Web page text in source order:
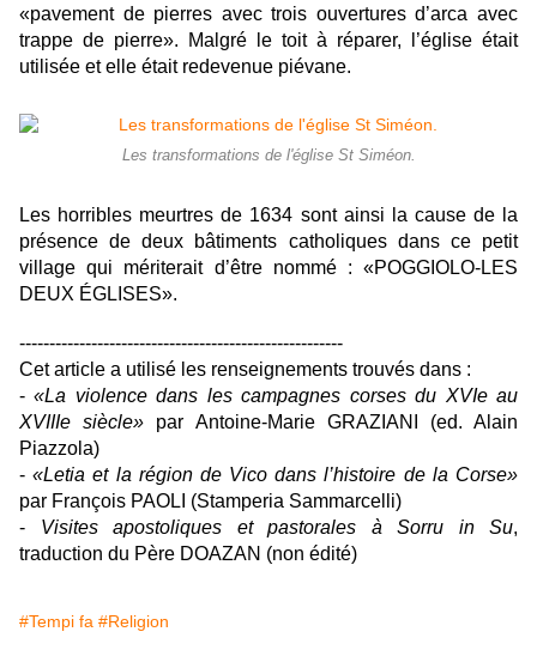
«pavement de pierres avec trois ouvertures d’arca avec
trappe de pierre». Malgré le toit à réparer, l’église était
utilisée et elle était redevenue piévane.
Les transformations de l'église St Siméon.
Les horribles meurtres de 1634 sont ainsi la cause de la
présence de deux bâtiments catholiques dans ce petit
village qui mériterait d’être nommé : «POGGIOLO-LES
DEUX ÉGLISES».
------------------------------------------------------
Cet article a utilisé les renseignements trouvés dans :
-«La violence dans les campagnes corses du XVIe au
XVIIIe siècle» par Antoine-Marie GRAZIANI (ed. Alain
Piazzola)
-«Letia et la région de Vico dans l’histoire de la Corse»
par François PAOLI (Stamperia Sammarcelli)
- Visites apostoliques et pastorales à Sorru in Su,
traduction du Père DOAZAN (non édité)
#Tempi fa #Religion